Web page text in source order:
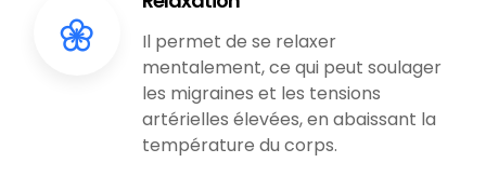
Il permet de se relaxer
mentalement, ce qui peut soulager
les migraines et les tensions
artérielles élevées, en abaissant la
température du corps.